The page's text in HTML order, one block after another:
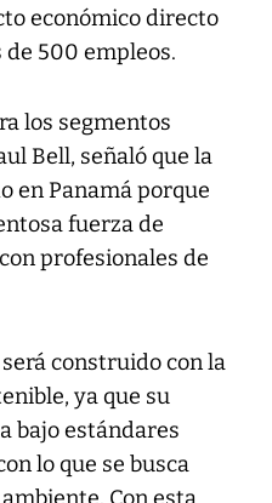
económico directo
de 500 empleos.
los segmentos
Bell, señaló que la
en Panamá porque
fuerza de
profesionales de
construido con la
ya que su
bajo estándares
lo que se busca